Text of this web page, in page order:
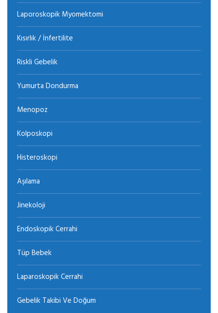
Laporoskopik Myomektomi
Kısırlık / İnfertilite
Riskli Gebelik
Yumurta Dondurma
Menopoz
Kolposkopi
Histeroskopi
Aşılama
Jinekoloji
Endoskopik Cerrahi
Tüp Bebek
Laparoskopik Cerrahi
Gebelik Takibi Ve Doğum